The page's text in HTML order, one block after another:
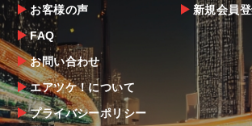
お客様の声
FAQ
お問い合わせ
エアツケ！について
プライバシーポリシー
新規会員